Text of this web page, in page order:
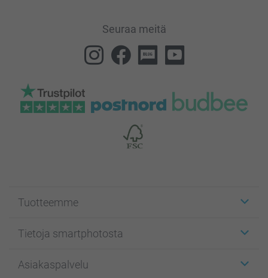
Seuraa meitä
Tuotteemme
Kuvakortit
Kuvakirjat
Tietoja smartphotosta
Affiliate ohjelma
Asiakaspalvelu